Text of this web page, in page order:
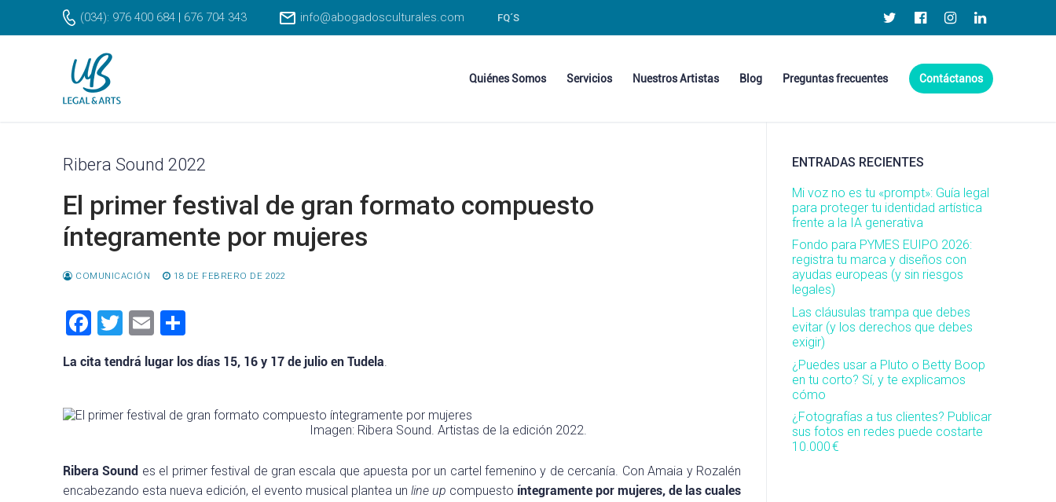
contenido
(034): 976 400 684 | 676 704 343 info@abogadosculturales.com FQ´S
Quiénes Somos Servicios Nuestros Artistas Blog Preguntas frecuentes Contáctanos
Ribera Sound 2022
El primer festival de gran formato compuesto
íntegramente por mujeres
COMUNICACIÓN 18 DE FEBRERO DE 2022
Facebook
TwitterEmail
La cita tendrá lugar los días 15, 16 y 17 de julio en Tudela.
Imagen: Ribera Sound. Artistas de la edición 2022.
Ribera Sound es el primer festival de gran escala que apuesta por un cartel femenino y de cercanía. Con Amaia y Rozalén
encabezando esta nueva edición, el evento musical plantea un line up compuesto íntegramente por mujeres, de las cuales
ENTRADAS RECIENTES
Mi voz no es tu «prompt»: Guía legal
para proteger tu identidad artística
frente a la IA generativa
Fondo para PYMES EUIPO 2026:
registra tu marca y diseños con
ayudas europeas (y sin riesgos
legales)
Las cláusulas trampa que debes
evitar (y los derechos que debes
exigir)
¿Puedes usar a Pluto o Betty Boop
en tu corto? Sí, y te explicamos
cómo
¿Fotografías a tus clientes? Publicar
sus fotos en redes puede costarte
10.000 €